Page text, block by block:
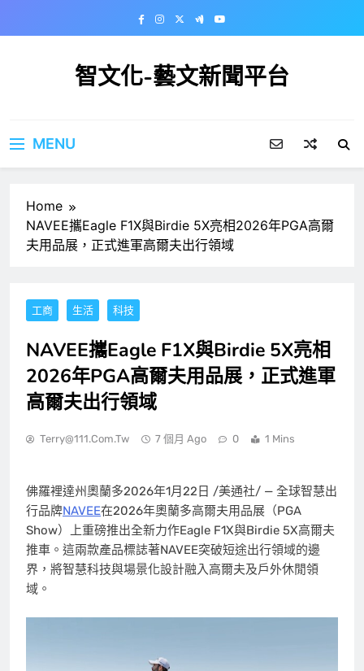
智文化-藝文新聞平台
MENU
Home
NAVEE攜Eagle F1X與Birdie 5X亮相2026年PGA高爾
夫用品展，正式進軍高爾夫出行領域
工商 生活 科技
NAVEE攜Eagle F1X與Birdie 5X亮相
2026年PGA高爾夫用品展，正式進軍
高爾夫出行領域
Terry@111.com.tw 7 個月 Ago 0 1 Mins
佛羅裡達州奧蘭多2026年1月22日 /美通社/ — 全球智慧出
行品牌NAVEE在2026年奧蘭多高爾夫用品展（PGA
Show）上重磅推出全新力作Eagle F1X與Birdie 5X高爾夫
推車。這兩款產品標誌著NAVEE突破短途出行領域的邊
界，將智慧科技與場景化設計融入高爾夫及戶外休閒領
域。